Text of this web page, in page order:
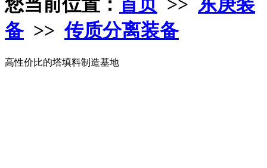
备>>传质分离装备
高性价比的塔填料制造基地